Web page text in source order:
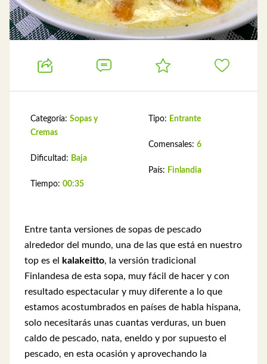
Categoría: Sopas y
Cremas
Dificultad: Baja
Tiempo: 00:35
Tipo: Entrante
Comensales: 6
País: Finlandia
Entre tanta versiones de sopas de pescado
alrededor del mundo, una de las que está en nuestro
top es el
kalakeitto, la versión tradicional
Finlandesa de esta sopa, muy fácil de hacer y con
resultado espectacular y muy diferente a lo que
estamos acostumbrados en países de habla hispana,
solo necesitarás unas cuantas verduras, un buen
caldo de pescado, nata, eneldo y por supuesto el
pescado, en esta ocasión y aprovechando la